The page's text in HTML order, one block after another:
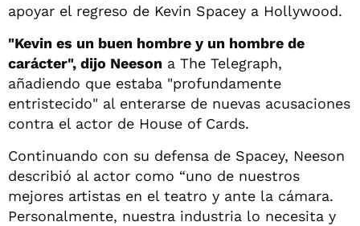
apoyar el regreso de Kevin Spacey a Hollywood.
"Kevin es un buen hombre y un hombre de
carácter", dijo Neeson a The Telegraph,
añadiendo que estaba "profundamente
entristecido" al enterarse de nuevas acusaciones
contra el actor de House of Cards.
Continuando con su defensa de Spacey, Neeson
describió al actor como “uno de nuestros
mejores artistas en el teatro y ante la cámara.
Personalmente, nuestra industria lo necesita y